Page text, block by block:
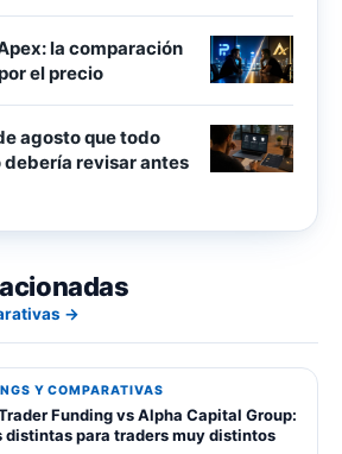
la comparación
el precio
agosto que todo
revisar antes
→
Y COMPARATIVAS
Funding vs Alpha Capital Group:
distintas para traders muy distintos